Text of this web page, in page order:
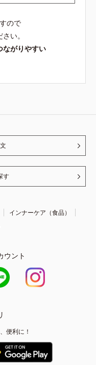
ので
い。
ながりやすい
す
インナーケア（食品）
ウント
便利に！